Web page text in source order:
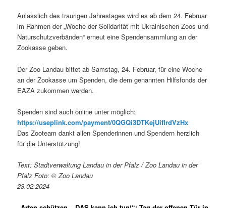
Anlässlich des traurigen Jahrestages wird es ab dem 24. Februar
im Rahmen der „Woche der Solidarität mit Ukrainischen Zoos und
Naturschutzverbänden“ erneut eine Spendensammlung an der
Zookasse geben.
Der Zoo Landau bittet ab Samstag, 24. Februar, für eine Woche
an der Zookasse um Spenden, die dem genannten Hilfsfonds der
EAZA zukommen werden.
Spenden sind auch online unter möglich:
https://useplink.com/payment/0QGQi3DTKejUifIrdVzHx
Das Zooteam dankt allen Spenderinnen und Spendern herzlich
für die Unterstützung!
Text: Stadtverwaltung Landau in der Pfalz / Zoo Landau in der
Pfalz Foto: © Zoo Landau
23.02.2024